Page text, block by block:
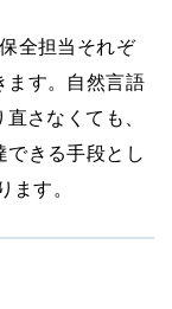
全担当それぞ
ます。自然言語
さなくても、
できる手段とし
ます。